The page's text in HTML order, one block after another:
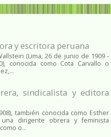
y escritora peruana
(Lima, 26 de junio de 1909 -
conocida como Cota Carvallo o
sindicalista y editora
también conocida como Esther
dirigente obrera y feminista
o...